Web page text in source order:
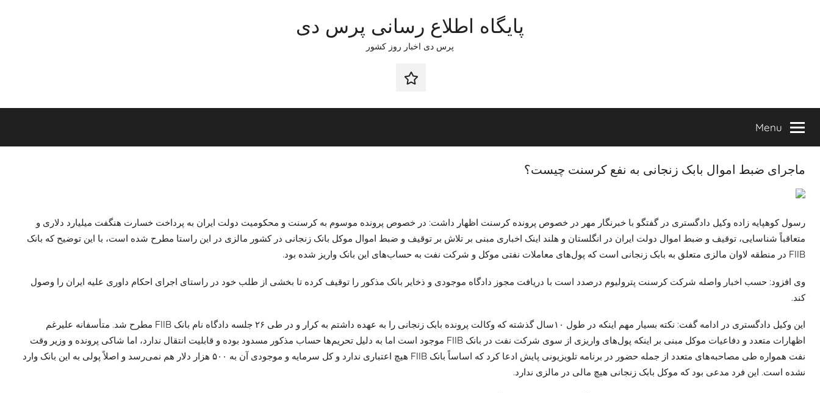
پایگاه اطلاع رسانی پرس دی
پرس دی اخبار روز کشور
صفحه
Menu
ماجرای ضبط اموال بابک زنجانی به نفع کرسنت چیست؟
رسول کوهپایه زاده وکیل دادگستری در گفتگو با خبرنگار مهر در خصوص پرونده کرسنت اظهار داشت: در خصوص پرونده موسوم به کرسنت و محکومیت دولت ایران به پرداخت خسارت هنگفت میلیارد دلاری و
متعاقباً شناسایی، توقیف و ضبط اموال دولت ایران در انگلستان و هلند اینک اخباری مبنی بر تلاش بر توقیف و ضبط اموال موکل بانک زنجانی در کشور مالزی در این راستا مطرح شده است، با این توضیح که بانک
FIIB در منطقه لاوان مالزی متعلق به بابک زنجانی است که پول‌های معاملات نفتی موکل و شرکت نفت به حساب‌های این بانک واریز شده بود.
وی افزود: حسب اخبار واصله شرکت کرسنت پترولیوم درصدد است با دریافت مجوز دادگاه موجودی و ذخایر بانک مذکور را توقیف کرده تا بخشی از طلب خود در راستای اجرای احکام داوری علیه ایران را وصول
کند.
این وکیل دادگستری در ادامه گفت: نکته بسیار مهم اینکه در طول ١٠سال گذشته که وکالت پرونده بابک زنجانی را به عهده داشتم به کرار و در طی ٢۶ جلسه دادگاه نام بانک FIIB مطرح شد. متأسفانه علیرغم
اظهارات متعدد و دفاعیات موکل مبنی بر اینکه پول‌های واریزی از سوی شرکت نفت در بانک FIIB موجود است اما به دلیل تحریم‌ها حساب مذکور مسدود بوده و قابلیت انتقال ندارد، اما شاکی پرونده و وزیر وقت
نفت همواره طی مصاحبه‌های متعدد از جمله حضور در برنامه تلویزیونی پایش ادعا کرد که اساساً بانک FIIB هیچ اعتباری ندارد و کل سرمایه و موجودی آن به ۵٠٠ هزار دلار هم نمی‌رسد و اصلاً پولی به این بانک وارد
نشده است. این فرد مدعی بود که موکل بابک زنجانی هیچ مالی در مالزی ندارد.